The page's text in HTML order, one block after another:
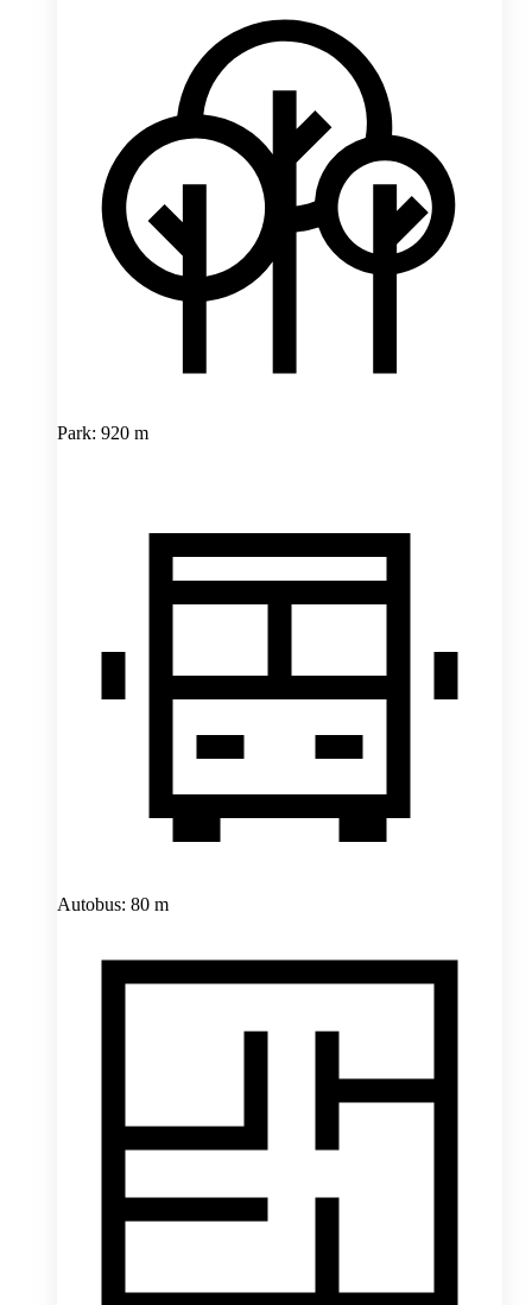
Park: 920 m
Autobus: 80 m